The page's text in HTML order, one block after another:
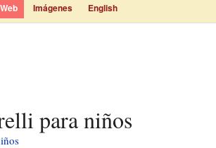
Web Imágenes English
para niños